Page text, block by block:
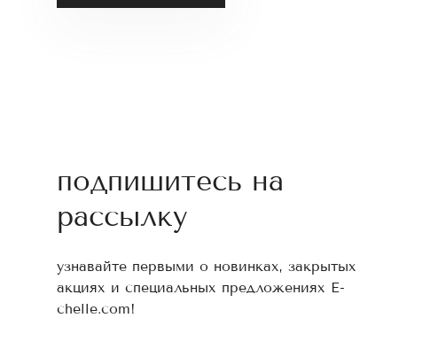
подпишитесь на
рассылку
узнавайте первыми о новинках, закрытых
акциях и специальных предложениях E-
chelle.com!